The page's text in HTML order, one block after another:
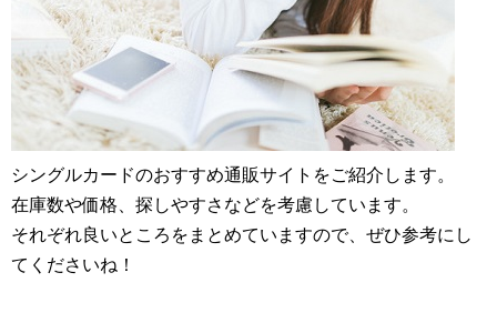
シングルカードのおすすめ通販サイトをご紹介します。
在庫数や価格、探しやすさなどを考慮しています。
それぞれ良いところをまとめていますので、ぜひ参考にし
てくださいね！